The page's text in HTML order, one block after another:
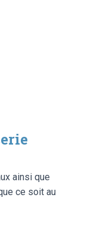
ainsi que
ce soit au